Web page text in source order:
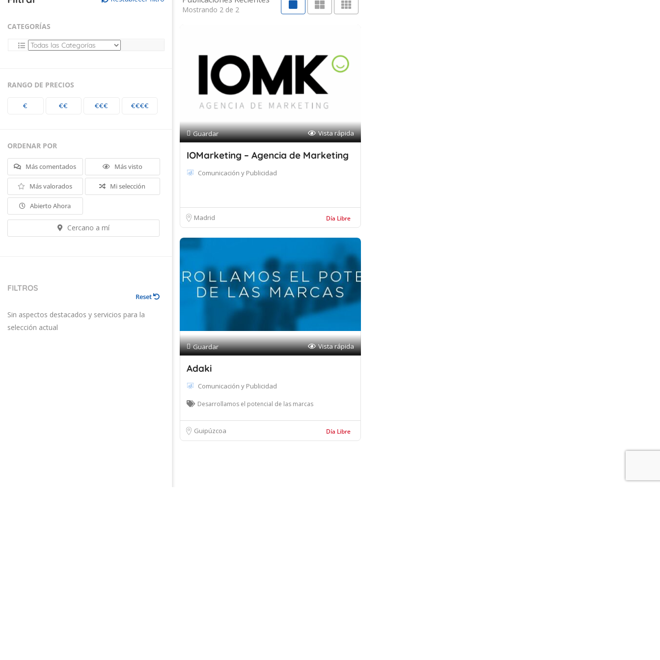
CATEGORÍAS
RANGO DE PRECIOS
€ €€ €€€ €€€€
ORDENAR POR
Más comentados Más visto
Más valorados Mi selección
Abierto Ahora
Cercano a mí
FILTROS
Reset
Sin aspectos destacados y servicios para la
selección actual
Mostrando 2 de 2
Guardar Vista rápida
IOMarketing – Agencia de Marketing
Comunicación y Publicidad
Madrid Día Libre
Guardar Vista rápida
Adaki
Comunicación y Publicidad
Desarrollamos el potencial de las marcas
Guipúzcoa Día Libre